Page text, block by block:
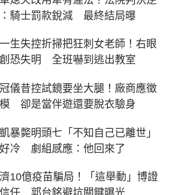
騎士罰款銳減 最終結局曝
生失控折掃把狂刺女老師！右眼
恐失明 全班嚇到逃出教室
儀昔控試鏡要坐大腿！廠商應徵
卻是當伴遊還要脫衣驗身
暴斃明頭七「不知自己已離世」
冷 劇組感應：他回來了
10億疫苗騙局！「這舉動」博證